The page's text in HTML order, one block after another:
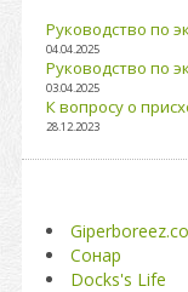
Руководство по
04.04.2025
Руководство по
03.04.2025
К вопросу о
28.12.2023
Сонар
Docks's Life